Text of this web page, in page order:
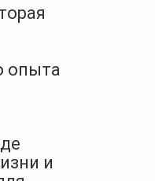
опыта
и